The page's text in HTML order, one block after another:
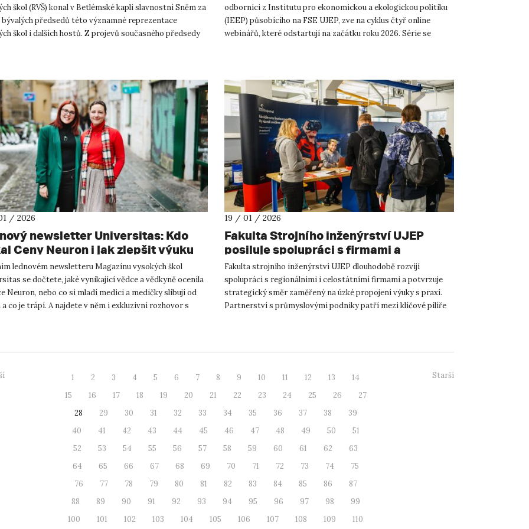
škol (RVŠ) konal v Betlémské kapli slavnostní Sněm za
předsedů této významné reprezentace
škol i dalších hostů. Z projevů současného předsedy
odborníci z Institutu pro ekonomickou a ekologickou politiku
(IEEP) působícího na FSE UJEP, zve na cyklus čtyř online
webinářů, které odstartují na začátku roku 2026. Série se
/ 2026
newsletter Universitas: Kdo
Ceny Neuron i jak zlepšit výuku
lednovém newsletteru Magazínu vysokých škol
se dočtete, jaké vynikající vědce a vědkyně ocenila
Neuron, nebo co si mladí medici a medičky slibují od
co je trápí. A najdete v něm i exkluzivní rozhovor s
19 / 01 / 2026
Fakulta Strojního inženýrství UJEP
posiluje spolupráci s firmami a
systematicky propojuje studium s praxí
Fakulta strojního inženýrství UJEP dlouhodobě rozvíjí
spolupráci s regionálními i celostátními firmami a potvrzuje
strategický směr zaměřený na úzké propojení výuky s praxí.
Partnerství s průmyslovými podniky patří mezi klíčové pilíře
1 2 3 4 5 6 7 8 9 10 11 12 13
14
15
16 17 18 19 20 21 22 23 24 25 26
27
28
29 30 31 32 33 34 35 36 37 38
39
40
41 42 43 44 45 46 47 48 49 50
51
52
53 54 55 56 57 58 59 60 61 62
63
64
65 66 67 68 69 70 71 72 73 74
75
76
77 78 79 80 81 82 83 84 85 86
87
88
89 90 91 92 93 94 95 96 97 98
99
100
101 102 103 104 105 106 107 108 109 110
Starší